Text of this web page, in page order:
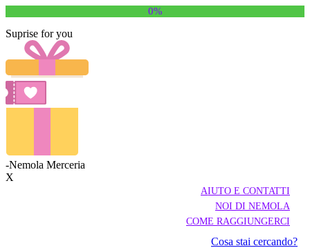
0%
Suprise for you
-Nemola Merceria
X
AIUTO E CONTATTI
NOI DI NEMOLA
COME RAGGIUNGERCI
Cosa stai cercando?